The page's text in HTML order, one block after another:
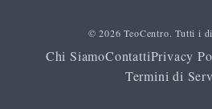
© 2026 TeoCentro. Tutti i
Chi SiamoContattiPrivacy
Termini di